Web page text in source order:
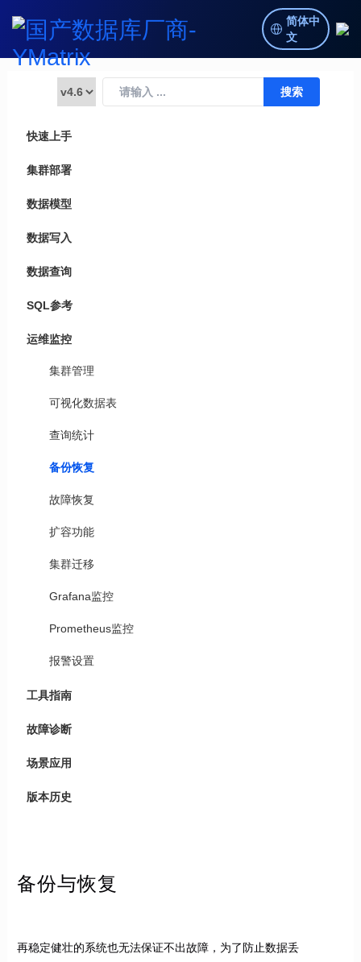
简体中
文
快速上手
集群部署
数据模型
数据写入
数据查询
SQL参考
运维监控
集群管理
可视化数据表
查询统计
备份恢复
故障恢复
扩容功能
集群迁移
Grafana监控
Prometheus监控
报警设置
工具指南
故障诊断
场景应用
版本历史
备份与恢复
再稳定健壮的系统也无法保证不出故障，为了防止数据丢